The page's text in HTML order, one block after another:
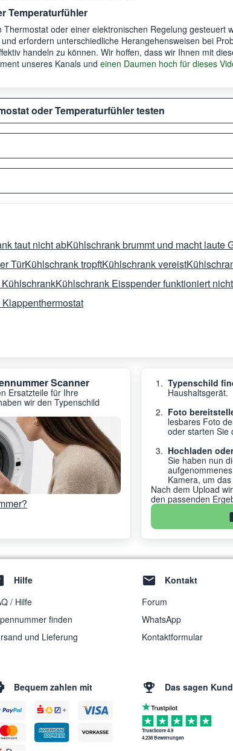
Temperaturfühler
oder einer elektronischen Regelung gesteuert
erfordern unterschiedliche Herangehensweisen bei
handeln zu können. Wir hoffen, dass wir Ihnen mit
unseres Kanals und einen Daumen hoch für dieses
oder Temperaturfühler testen
taut nicht abKühlschrank brummt und macht laute
TürKühlschrank tropftKühlschrank vereist
Kühlschrank Eisspender funktioniert nicht
Scanner
Ersatzteile für Ihre
wir den Typenschild
Typenschild
Haushaltsgerät.
Foto
lesbares Foto
oder starten Sie
Hochladen
Sie haben nun
Kamera, um
Nach dem Upload
den passenden
Hilfe
/ Hilfe
finden
und Lieferung
Kontakt
Forum
WhatsApp
Kontaktformular
Bequem zahlen mit Das sagen
TrustScore 4.9
4.238 Bewertungen